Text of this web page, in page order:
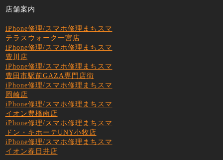
店舗案内
iPhone修理/スマホ修理まちスマ
テラスウォーク一宮店
iPhone修理/スマホ修理まちスマ
豊川店
iPhone修理/スマホ修理まちスマ
豊田市駅前GAZA専門店街
iPhone修理/スマホ修理まちスマ
岡崎店
iPhone修理/スマホ修理まちスマ
イオン豊橋南店
iPhone修理/スマホ修理まちスマ
ドン・キホーテUNY小牧店
iPhone修理/スマホ修理まちスマ
イオン春日井店